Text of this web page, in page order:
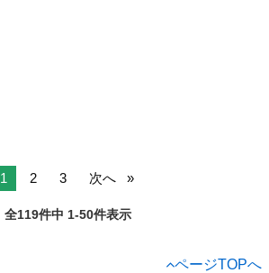
1 2 3 次へ
全119件中 1-50件表示
ページTOPへ